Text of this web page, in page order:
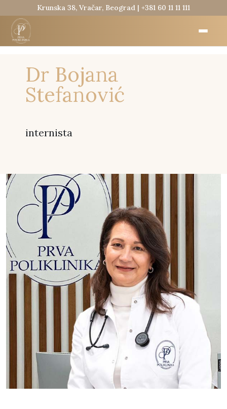
Krunska 38, Vračar, Beograd | +381 60 11 11 111
Dr Bojana
Stefanović
internista